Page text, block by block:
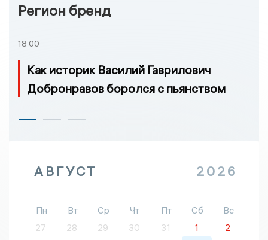
Регион бренд
18:00
Как историк Василий Гаврилович
Добронравов боролся с пьянством
АВГУСТ 2026
Пн Вт Ср Чт Пт Сб
Вс
27
28 29 30 31 1 2